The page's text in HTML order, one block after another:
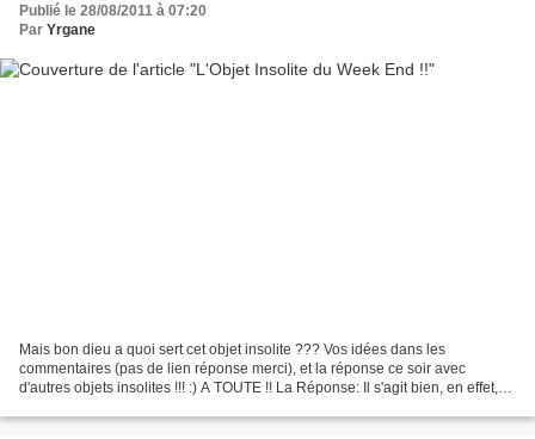
Publié le 28/08/2011 à 07:20
Par Yrgane
Mais bon dieu a quoi sert cet objet insolite ??? Vos idées dans les
commentaires (pas de lien réponse merci), et la réponse ce soir avec
d'autres objets insolites !!! :) A TOUTE !! La Réponse: Il s'agit bien, en effet,